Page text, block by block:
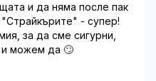
и да няма после пак
"Страйкърите" - супер!
за да сме сигурни,
и можем да 🙄